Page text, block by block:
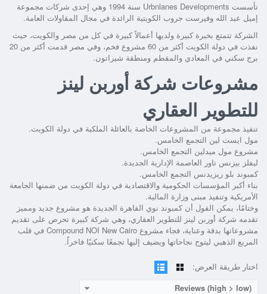
تأسست Urbnlanes Developments سنة 1994 وهي إحدى شركات مجموعة
إميل عبد الله وفيرست جروب الكويتية الرائدة في مجال المقاولات العامة.
الشركة تتمتع بخبرة كبيرة ولديها أعمالاً كبيرة في كل من مصر والكويت، حيث
نفذت في دولة الكويت أكثر من 60 مشروع فخم، وفي مصر قدمت أكثر من 20
برج سكني في المعادي والمقطم ومنطقة شيراتون.
مشروعات شركة أوربن لينز
للتطوير العقاري
تنفيذ مجموعة من المشروعات الخاصة بالعائلة الملكية في دولة الكويت.
مول ايست لين التجمع الخامس.
مشروع مول ميدلين التجمع الخامس.
ليفلز بيزنس تاور العاصمة الإدارية الجديدة.
كمبوند بلو ريزيدنس التجمع الخامس.
بناء أكبر المؤسسات الحكومية والاقتصادية في دولة الكويت من ضمنها الجامعة
الأمريكية وتنفيذ مبنى وزارة المالية.
وختامًا، يمكن القول أن كمبوند نوي القاهرة الجديدة هو مشروع جديد ومميز
تقدمه شركة أوربن لينز للتطوير العقاري، وهي شركة كبيرة تحرص على تقديم
مشروعاتها بدقة وعناية، فجاء مشروع Compound NOI New Cairo في قلب
المربع الذهبي ليتوج نجاحاتها ويضيف إليها تجمعًا سكنيًا فاخراً.
اختار طريقة العرض:
Reviews (high > low)